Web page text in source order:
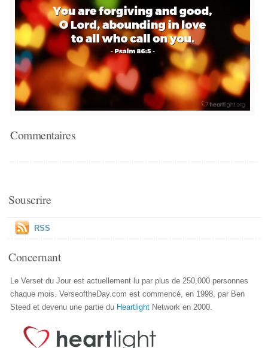
Commentaires
Souscrire
RSS
Concernant
Le Verset du Jour est actuellement lu par plus de 250,000 personnes
chaque mois. VerseoftheDay.com est commencé, en 1998, par Ben
Steed et devenu une partie du Heartlight Network en 2000.